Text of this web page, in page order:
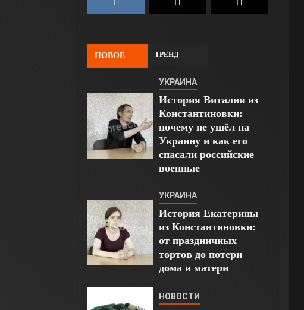
НОВОЕ ТРЕНД
УКРАИНА
История Виталия из
Константиновки:
почему не ушёл на
Украину и как его
спасали российские
военные
УКРАИНА
История Екатерины
из Константиновки:
от праздничных
тортов до потери
дома и матери
НОВОСТИ